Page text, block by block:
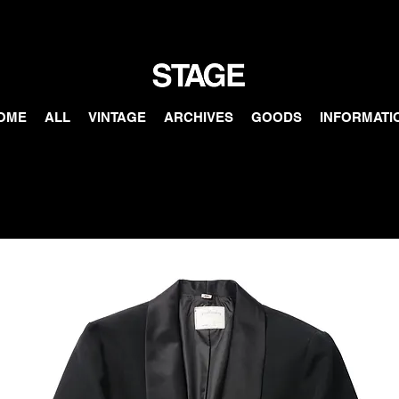
ALL VINTAGE ARCHIVES GOODS